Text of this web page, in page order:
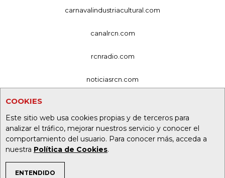
COOKIES
Este sitio web usa cookies propias y de terceros para
analizar el tráfico, mejorar nuestros servicio y conocer el
comportamiento del usuario. Para conocer más, acceda a
nuestra Política de Cookies.
ENTENDIDO
carnavalindustriacultural.com
canalrcn.com
rcnradio.com
noticiasrcn.com
alerta.com.co
deportesrcn.com
Organización Ardila Lülle - oal.com.co